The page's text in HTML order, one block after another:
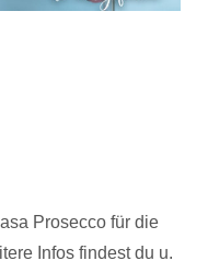
Prosecco für die
Infos findest du u.